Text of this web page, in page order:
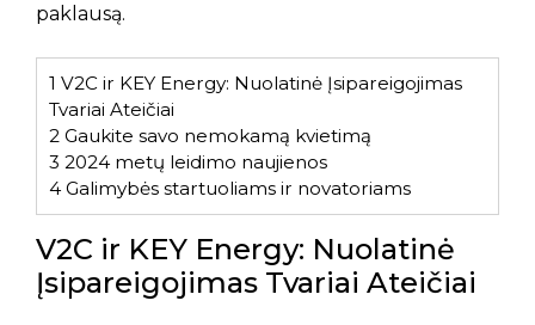
paklausą.
1 V2C ir KEY Energy: Nuolatinė Įsipareigojimas
Tvariai Ateičiai
2 Gaukite savo nemokamą kvietimą
3 2024 metų leidimo naujienos
4 Galimybės startuoliams ir novatoriams
V2C ir KEY Energy: Nuolatinė
Įsipareigojimas Tvariai Ateičiai